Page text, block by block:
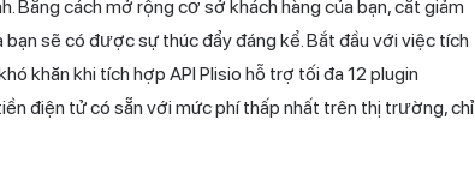
Bằng cách mở rộng cơ sở khách hàng của bạn, cắt giảm
sẽ có được sự thúc đẩy đáng kể. Bắt đầu với việc tích
khăn khi tích hợp API Plisio hỗ trợ tối đa 12 plugin
điện tử có sẵn với mức phí thấp nhất trên thị trường, chỉ